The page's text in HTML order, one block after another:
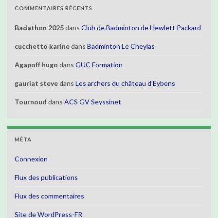
COMMENTAIRES RÉCENTS
Badathon 2025dans Club de Badminton de Hewlett Packard
cucchetto karinedans Badminton Le Cheylas
Agapoff hugo dans GUC Formation
gauriat stevedans Les archers du château d’Eybens
Tournoud dans ACS GV Seyssinet
MÉTA
Connexion
Flux des publications
Flux des commentaires
Site de WordPress-FR